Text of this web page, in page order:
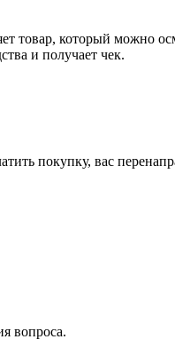
товар, который можно
и получает чек.
покупку, вас
вопроса.